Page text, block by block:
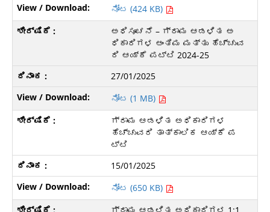
ನೋಟ (424 KB)
ಅಧಿಸೂಚನೆ – ಗ್ರಾಮ ಆಡಳಿತ ಅ
ಧಿಕಾರಿಗಳ ಅಂತಿಮ ಮತ್ತು ಹೆಚ್ಚುವ
ರಿ ಆಯ್ಕೆ ಪಟ್ಟಿ 2024-25
27/01/2025
ನೋಟ (1 MB)
ಗ್ರಾಮ ಆಡಳಿತ ಅಧಿಕಾರಿಗಳ
ಹೆಚ್ಚುವರಿ ತಾತ್ಕಾಲಿಕ ಆಯ್ಕೆ ಪ
ಟ್ಟಿ
15/01/2025
ನೋಟ (650 KB)